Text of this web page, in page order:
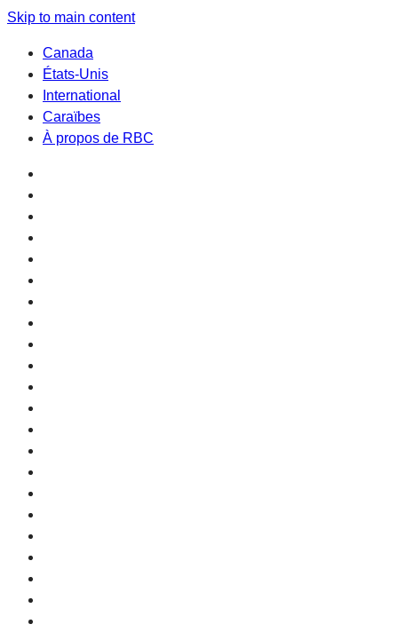
Skip to main content
Canada
États-Unis
International
Caraïbes
À propos de RBC